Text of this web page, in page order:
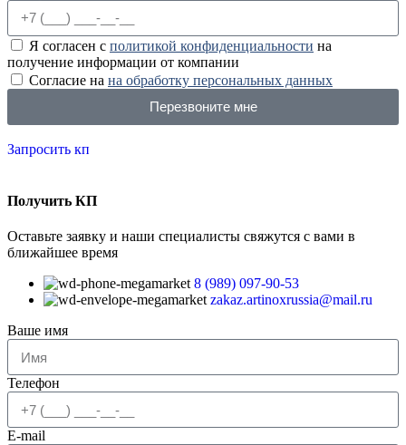
Я согласен с политикой конфиденциальности на
получение информации от компании
Согласие на на обработку персональных данных
Перезвоните мне
Запросить кп
Получить КП
Оставьте заявку и наши специалисты свяжутся с вами в
ближайшее время
8 (989) 097-90-53
zakaz.artinoxrussia@mail.ru
Ваше имя
Телефон
E-mail